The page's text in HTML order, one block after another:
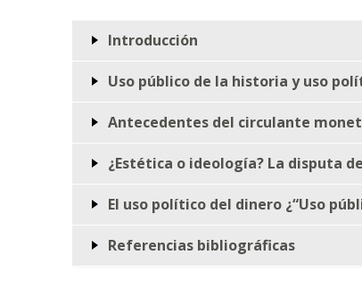
Introducción
Uso público de la historia y uso
Antecedentes del circulante
¿Estética o ideología? La disputa
El uso político del dinero ¿“Uso
Referencias bibliográficas